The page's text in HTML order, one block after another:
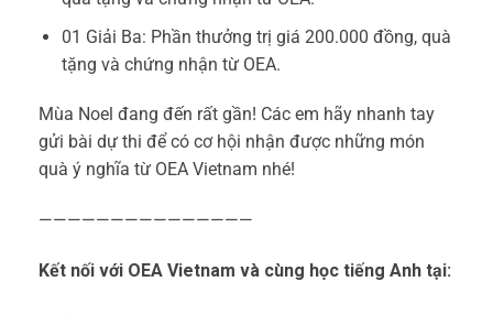
01 Giải Ba: Phần thưởng trị giá 200.000 đồng, quà
tặng và chứng nhận từ OEA.
Mùa Noel đang đến rất gần! Các em hãy nhanh tay
gửi bài dự thi để có cơ hội nhận được những món
quà ý nghĩa từ OEA Vietnam nhé!
———————————————
Kết nối với OEA Vietnam và cùng học tiếng Anh tại: